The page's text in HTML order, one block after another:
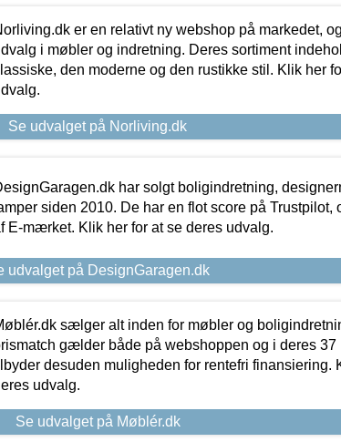
er en relativt ny webshop på markedet,
i møbler og indretning. Deres sortiment
den moderne og den rustikke stil. Klik her
Se udvalget på Norliving.dk
har solgt boligindretning,
siden 2010. De har en flot score på Trustpilot,
E-mærket. Klik her for at se deres udvalg.
udvalget på DesignGaragen.dk
sælger alt inden for møbler og
gælder både på webshoppen og i deres 37
desuden muligheden for rentefri finansiering.
udvalg.
Se udvalget på Møblér.dk